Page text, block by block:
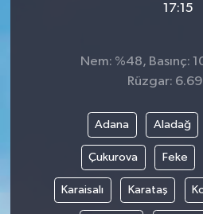
17:15
Nem: %48, Basınç:
Rüzgar:
Adana Aladağ
Çukurova Feke
Karaisalı Karataş